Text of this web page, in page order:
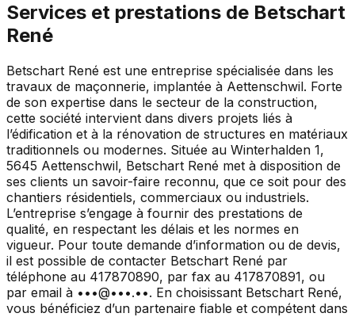
Services et prestations de Betschart
René
Betschart René est une entreprise spécialisée dans les
travaux de maçonnerie, implantée à Aettenschwil. Forte
de son expertise dans le secteur de la construction,
cette société intervient dans divers projets liés à
l’édification et à la rénovation de structures en matériaux
traditionnels ou modernes. Située au Winterhalden 1,
5645 Aettenschwil, Betschart René met à disposition de
ses clients un savoir-faire reconnu, que ce soit pour des
chantiers résidentiels, commerciaux ou industriels.
L’entreprise s’engage à fournir des prestations de
qualité, en respectant les délais et les normes en
vigueur. Pour toute demande d’information ou de devis,
il est possible de contacter Betschart René par
téléphone au 417870890, par fax au 417870891, ou
par email à •••@•••.••. En choisissant Betschart René,
vous bénéficiez d’un partenaire fiable et compétent dans